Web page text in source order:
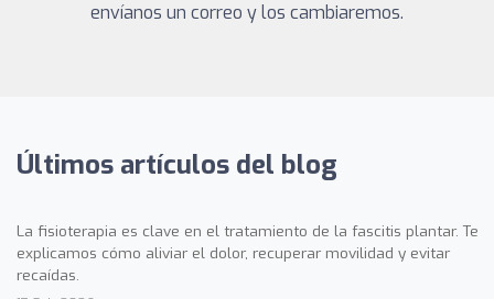
envíanos un correo y los cambiaremos.
Últimos artículos del blog
La fisioterapia es clave en el tratamiento de la fascitis plantar. Te
explicamos cómo aliviar el dolor, recuperar movilidad y evitar
recaídas.